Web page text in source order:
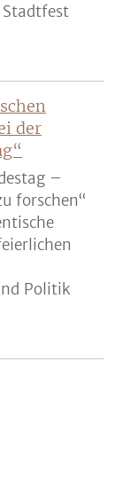
Stadtfest
der
–
forschen“
Politik